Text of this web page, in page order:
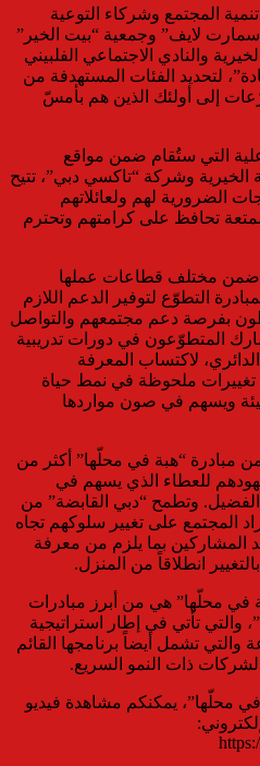
المجتمع وشركاء التوعية
لايف” وجمعية “بيت الخير”
والنادي الاجتماعي الفلبيني
لتحديد الفئات المستهدفة من
إلى أولئك الذين هم بأمسّ
التي ستُقام ضمن مواقع
الخيرية وشركة “تاكسي دبي”، تتيح
الضرورية لهم ولعائلاتهم
تحافظ على كرامتهم وتحترم
ضمن مختلف قطاعات عملها
التطوّع لتوفير الدعم اللازم
بفرصة دعم مجتمعهم والتواصل
المتطوّعون في دورات تدريبية
لاكتساب المعرفة
تغييرات ملحوظة في نمط حياة
ويسهم في صون مواردها
مبادرة “هبة في محلّها” أكثر من
للعطاء الذي يسهم في
وتطمح “دبي القابضة” من
المجتمع على تغيير سلوكهم تجاه
المشاركين بما يلزم من معرفة
انطلاقاً من المنزل.
في محلّها” هي من أبرز مبادرات
والتي تأتي في إطار استراتيجية
والتي تشمل أيضاً برنامجها القائم
ذات النمو السريع.
محلّها”، يمكنكم مشاهدة فيديو